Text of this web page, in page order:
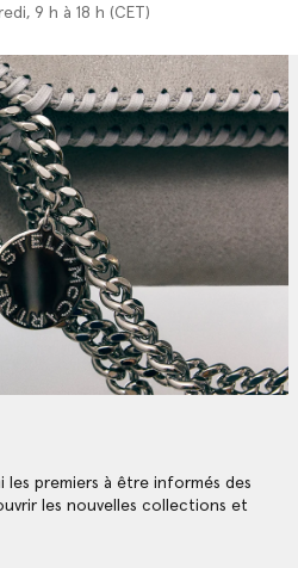
9 h à 18 h (CET)
les premiers à être informés des
les nouvelles collections et